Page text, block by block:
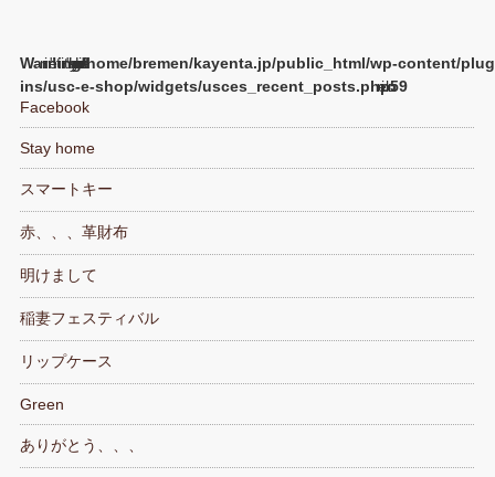
Warning/home/bremen/kayenta.jp/public_html/wp-content/plug
ins/usc-e-shop/widgets/usces_recent_posts.php59
Facebook
Stay home
スマートキー
赤、、、革財布
明けまして
稲妻フェスティバル
リップケース
Green
ありがとう、、、